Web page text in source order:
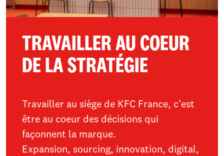
TRAVAILLER AU COEUR
DE LA STRATÉGIE
Travailler au siège de KFC France, c’est
être au coeur des décisions qui
façonnent la marque.
Expansion, sourcing, innovation, digital,